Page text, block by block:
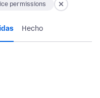
permissions
Hecho